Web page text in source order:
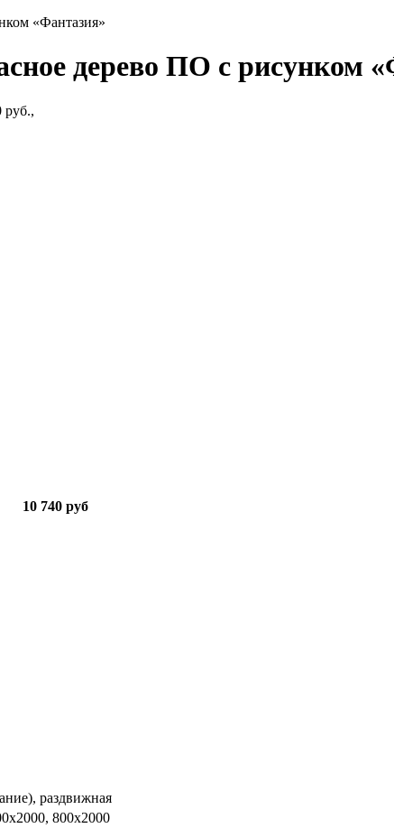
«Фантазия»
дерево ПО с рисунком
руб.,
10 740 руб
раздвижная
800х2000